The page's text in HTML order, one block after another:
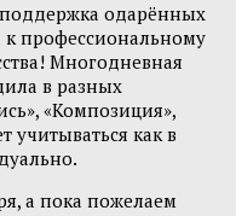
одарённых
профессиональному
Многодневная
в разных
«Композиция»,
учитываться как в
а пока пожелаем